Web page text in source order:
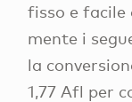
fisso e facile
mente i
la
1,77 Afl per